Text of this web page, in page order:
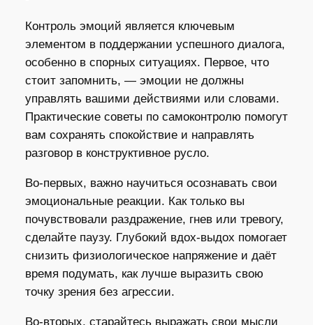
Контроль эмоций является ключевым
элементом в поддержании успешного диалога,
особенно в спорных ситуациях. Первое, что
стоит запомнить, — эмоции не должны
управлять вашими действиями или словами.
Практические советы по самоконтролю помогут
вам сохранять спокойствие и направлять
разговор в конструктивное русло.
Во-первых, важно научиться осознавать свои
эмоциональные реакции. Как только вы
почувствовали раздражение, гнев или тревогу,
сделайте паузу. Глубокий вдох-выдох помогает
снизить физиологическое напряжение и даёт
время подумать, как лучше выразить свою
точку зрения без агрессии.
Во-вторых, старайтесь выражать свои мысли